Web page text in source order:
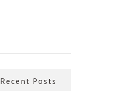
Recent Posts